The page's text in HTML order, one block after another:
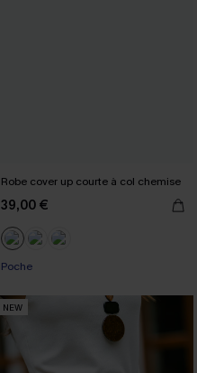
Robe cover up courte à col chemise
39,00 €
Poche
NEW